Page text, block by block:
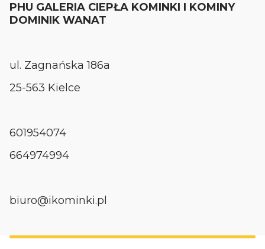
PHU GALERIA CIEPŁA KOMINKI I KOMINY
DOMINIK WANAT
ul. Zagnańska 186a
25-563 Kielce
601954074
664974994
biuro@ikominki.pl